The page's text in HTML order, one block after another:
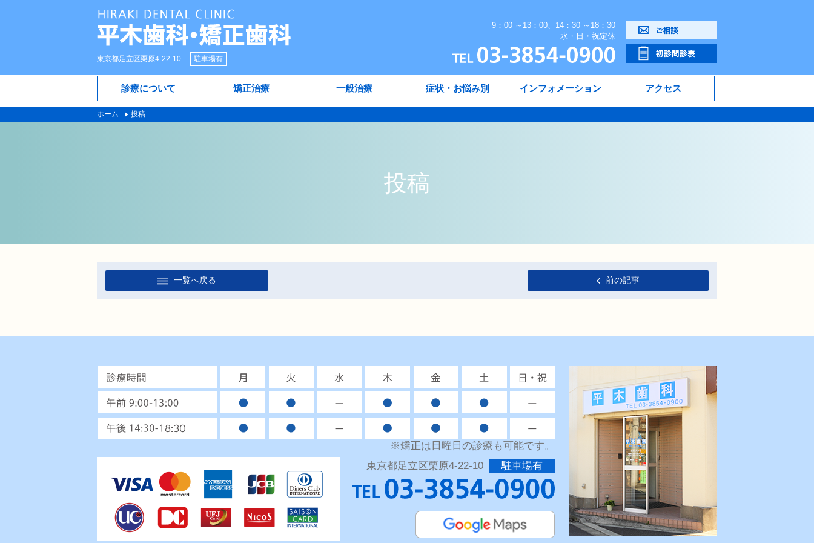
東京都足立区栗原4-22-10 駐車場有
9：00 ～13：00、14：30 ～18：30
水・日・祝定休
診療について 矯正治療 一般治療 症状・お悩み別 インフォメーション アクセス
ホーム 投稿
投稿
一覧へ戻る 前の記事
※矯正は日曜日の診療も可能です。
東京都足立区栗原4-22-10
駐車場有